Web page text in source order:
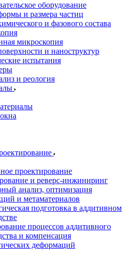
оборудование
и размера частиц
и фазового состава
микроскопия
и наноструктур
испытания
и реология
проектирование
и реверс-инжиниринг
анализ, оптимизация
и метаматериалов
подготовка в аддитивном
процессов аддитивного
и компенсация
деформаций